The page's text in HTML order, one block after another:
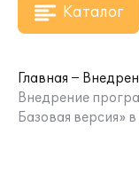
Каталог
Главная
Внедрение
Базовая